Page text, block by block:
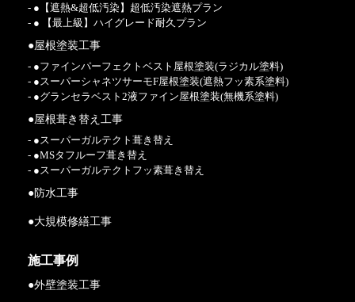
- ●【遮熱&超低汚染】超低汚染遮熱プラン
- ● 【最上級】ハイグレード耐久プラン
●屋根塗装工事
- ●ファインパーフェクトベスト屋根塗装(ラジカル塗料)
- ●スーパーシャネツサーモF屋根塗装(遮熱フッ素系塗料)
- ●グランセラベスト2液ファイン屋根塗装(無機系塗料)
●屋根葺き替え工事
- ●スーパーガルテクト葺き替え
- ●MSタフルーフ葺き替え
- ●スーパーガルテクトフッ素葺き替え
●防水工事
●大規模修繕工事
施工事例
●外壁塗装工事